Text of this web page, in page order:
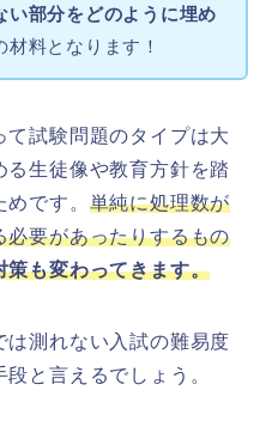
い部分をどのように埋め
料となります！
て試験問題のタイプは大
る生徒像や教育方針を踏
です。 単純に処理数が
必要があったりするもの
策も変わってきます。
測れない入試の難易度
と言えるでしょう。